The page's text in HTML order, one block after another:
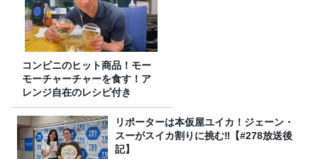
コンビニのヒット商品！モー
モーチャーチャーを食す！ア
レンジ自在のレシピ付き
リポーターは本仮屋ユイカ！ジェーン・
スーがスイカ割りに挑む‼【#278放送後
記】